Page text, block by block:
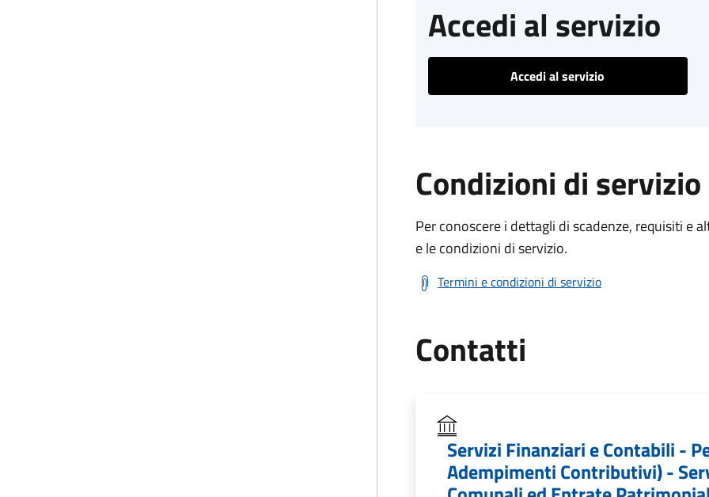
Accedi al servizio
Accedi al servizio
Condizioni di servizio
Per conoscere i dettagli di scadenze, requisiti e
e le condizioni di servizio.
Termini e condizioni di servizio
Contatti
Servizi Finanziari e Contabili -
Adempimenti Contributivi) -